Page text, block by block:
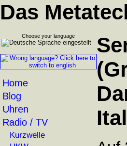
Das
Choose your language
Home
Blog
Uhren
Radio / TV
Kurzwelle